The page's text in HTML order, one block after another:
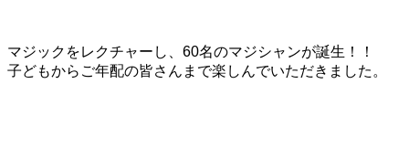
マジックをレクチャーし、60名のマジシャンが誕生！！
子どもからご年配の皆さんまで楽しんでいただきました。